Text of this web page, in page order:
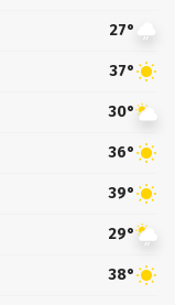
27°
37°
30°
36°
39°
29°
38°